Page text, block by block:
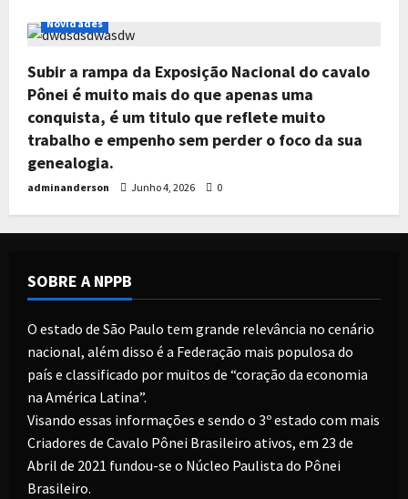
Novidades
Subir a rampa da Exposição Nacional do cavalo
Pônei é muito mais do que apenas uma
conquista, é um titulo que reflete muito
trabalho e empenho sem perder o foco da sua
genealogia.
adminanderson Junho 4, 2026 0
SOBRE A NPPB
O estado de São Paulo tem grande relevância no cenário
nacional, além disso é a Federação mais populosa do
país e classificado por muitos de “coração da economia
na América Latina”.
Visando essas informações e sendo o 3º estado com mais
Criadores de Cavalo Pônei Brasileiro ativos, em 23 de
Abril de 2021 fundou-se o Núcleo Paulista do Pônei
Brasileiro.